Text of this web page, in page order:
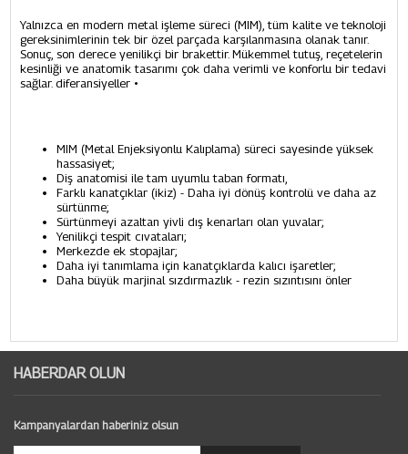
Yalnızca en modern metal işleme süreci (MIM), tüm kalite ve teknoloji
gereksinimlerinin tek bir özel parçada karşılanmasına olanak tanır.
Sonuç, son derece yenilikçi bir brakettir. Mükemmel tutuş, reçetelerin
kesinliği ve anatomik tasarımı çok daha verimli ve konforlu bir tedavi
sağlar. diferansiyeller •
MIM (Metal Enjeksiyonlu Kalıplama) süreci sayesinde yüksek
hassasiyet;
Diş anatomisi ile tam uyumlu taban formatı,
Farklı kanatçıklar (ikiz) - Daha iyi dönüş kontrolü ve daha az
sürtünme;
Sürtünmeyi azaltan yivli dış kenarları olan yuvalar;
Yenilikçi tespit cıvataları;
Merkezde ek stopajlar;
Daha iyi tanımlama için kanatçıklarda kalıcı işaretler;
Daha büyük marjinal sızdırmazlık - rezin sızıntısını önler
HABERDAR OLUN
Kampanyalardan haberiniz olsun